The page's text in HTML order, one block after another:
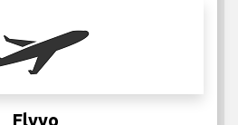
Eurowings
IATA: EW
21